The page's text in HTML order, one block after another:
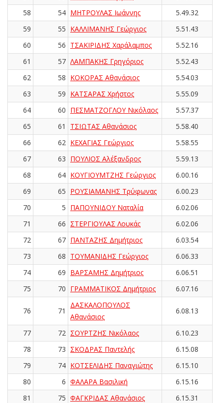
58
54 ΜΗΤΡΟΥΛΑΣ Ιωάννης
5.49.32
59
55 ΚΑΛΛΙΜΑΝΗΣ Γεώργιος
5.51.43
60
56 ΤΣΑΚΙΡΙΔΗΣ Χαράλαμπος
5.52.16
61
57 ΛΑΜΠΑΚΗΣ Γρηγόριος
5.52.43
62
58 ΚΟΚΟΡΑΣ Αθανάσιος
5.54.03
63
59 ΚΑΤΣΑΡΑΣ Χρήστος
5.55.09
64
60 ΠΕΣΜΑΤΖΟΓΛΟΥ Νικόλαος
5.57.37
65
61 ΤΣΙΩΤΑΣ Αθανάσιος
5.58.40
66
62 ΚΕΧΑΓΙΑΣ Γεώργιος
5.58.55
67
63 ΠΟΥΛΙΟΣ Αλέξανδρος
5.59.13
68
64 ΚΟΥΓΙΟΥΜΤΖΗΣ Γεώργιος
6.00.16
69
65 ΡΟΥΣΙΑΜΑΝΗΣ Τρύφωνας
6.00.23
70
5 ΠΑΠΟΥΝΙΔΟΥ Ναταλία
6.02.06
71
66 ΣΤΕΡΓΙΟΥΛΑΣ Λουκάς
6.02.06
72
67 ΠΑΝΤΑΖΗΣ Δημήτριος
6.03.54
73
68 ΤΟΥΜΑΝΙΔΗΣ Γεώργιος
6.06.33
74
69 ΒΑΡΣΑΜΗΣ Δημήτριος
6.06.51
75
70 ΓΡΑΜΜΑΤΙΚΟΣ Δημήτριος 6.07.16
76 71
ΔΑΣΚΑΛΟΠΟΥΛΟΣ
Αθανάσιος
6.08.13
77 72 ΣΟΥΡΤΖΗΣ Νικόλαος
6.10.23
78
73 ΣΚΟΔΡΑΣ Παντελής
6.15.08
79
74 ΚΟΤΣΕΛΙΔΗΣ Παναγιώτης
6.15.10
80
6 ΦΑΛΑΡΑ Βασιλική
6.15.16
81
75 ΦΑΓΚΡΙΔΑΣ Αθανάσιος
6.15.31